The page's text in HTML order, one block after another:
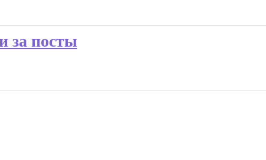
за посты